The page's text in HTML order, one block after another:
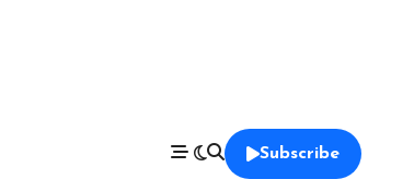
Subscribe